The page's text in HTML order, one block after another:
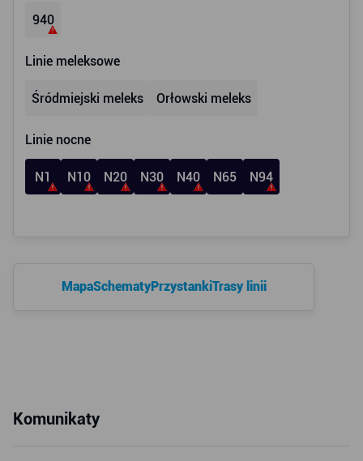
940
Linie meleksowe
Śródmiejski meleks Orłowski meleks
Linie nocne
N1 N10 N20 N30 N40 N65 N94
MapaSchematyPrzystankiTrasy linii
Komunikaty